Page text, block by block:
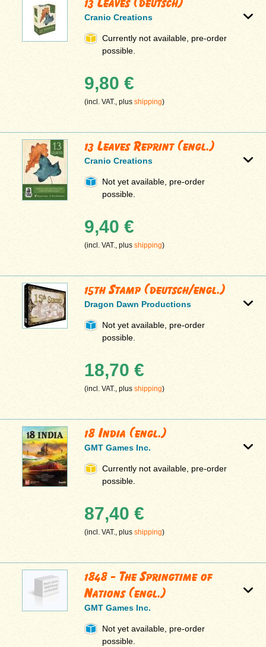
Cranio Creations
Currently not available, pre-order
possible.
9,80 €
(incl. VAT., plusshipping)
13 Leaves Reprint (engl.)
Cranio Creations
Not yet available, pre-order
possible.
9,40 €
(incl. VAT., plusshipping)
15th Stamp (deutsch/engl.)
Dragon Dawn Productions
Not yet available, pre-order
possible.
18,70 €
(incl. VAT., plusshipping)
18 India (engl.)
GMT Games Inc.
Currently not available, pre-order
possible.
87,40 €
(incl. VAT., plusshipping)
1848 - The Springtime of
Nations (engl.)
GMT Games Inc.
Not yet available, pre-order
possible.